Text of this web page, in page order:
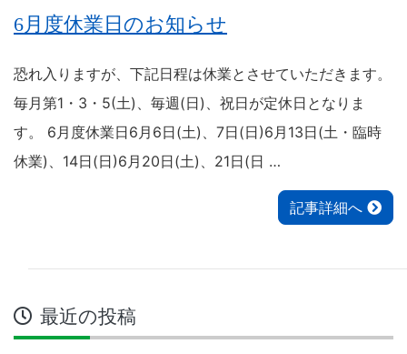
6月度休業日のお知らせ
恐れ入りますが、下記日程は休業とさせていただきます。
毎月第1・3・5(土)、毎週(日)、祝日が定休日となりま
す。 6月度休業日6月6日(土)、7日(日)6月13日(土・臨時
休業)、14日(日)6月20日(土)、21日(日 …
記事詳細へ
最近の投稿